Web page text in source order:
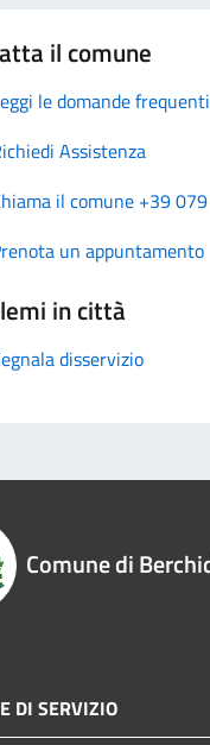
il comune
le domande frequenti
Assistenza
il comune +39
un appuntamento
in città
disservizio
Comune di
DI SERVIZIO